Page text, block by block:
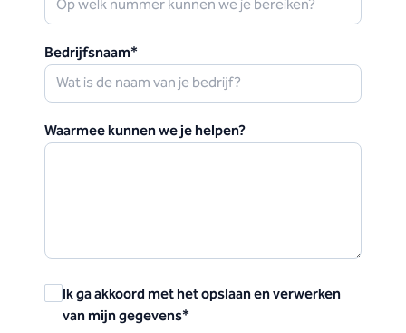
Bedrijfsnaam*
Waarmee kunnen we je helpen?
Ik ga akkoord met het opslaan en verwerken
van mijn gegevens*